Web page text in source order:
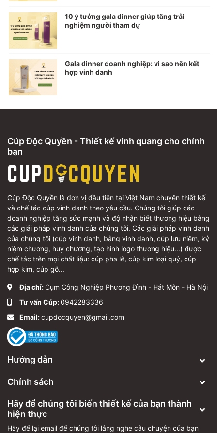
10 ý tưởng gala dinner giúp tăng trải
nghiệm người tham dự
Gala dinner doanh nghiệp: vì sao nên kết
hợp vinh danh
Cúp Độc Quyền - Thiết kế vinh quang cho chính
bạn
Cúp Độc Quyền là đơn vị đầu tiên tại Việt Nam chuyên thiết kế
và chế tác cúp vinh danh theo yêu cầu. Chúng tôi giúp các
doanh nghiệp tăng sức mạnh và độ nhận biết thương hiệu bằng
các giải pháp vinh danh của chúng tôi. Các giải pháp vinh danh
của chúng tôi (cúp vinh danh, bảng vinh danh, cúp lưu niệm, kỷ
niệm chương, huy chương, tạo hình logo thương hiệu...) được
chế tác trên mọi chất liệu: cúp pha lê, cúp kim loại quý, cúp
hợp kim, cúp gỗ...
Địa chỉ: Cụm Công Nghiệp Phương Đình - Hát Môn - Hà Nội
Tư vấn Cúp:0942283336
Email:cupdocquyen@gmail.com
Hướng dẫn
Chính sách
Hãy để chúng tôi biến thiết kế của bạn thành
hiện thực
Hãy để lại email để chúng tôi lắng nghe câu chuyện của bạn